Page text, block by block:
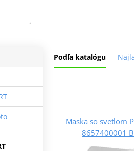
Podľa katalógu
Maska so svetlom
8657400001